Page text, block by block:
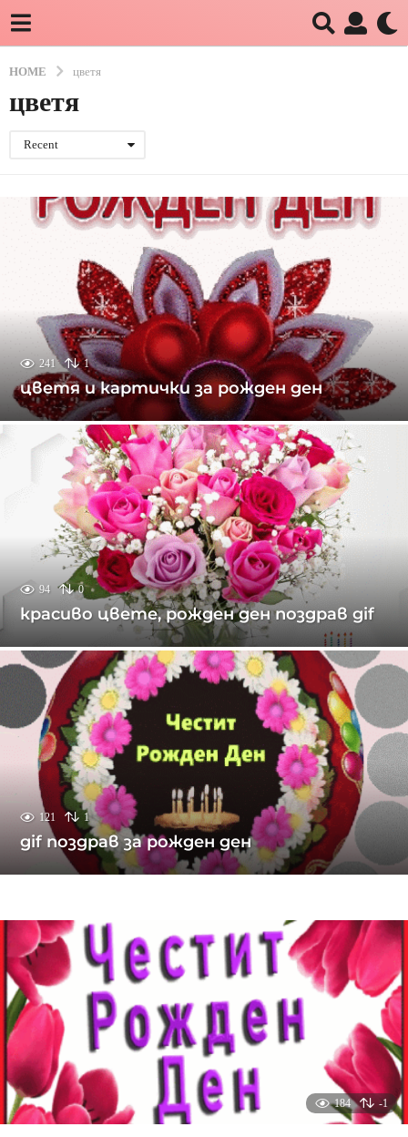
HOME цветя
цветя
Recent
241 1
цветя и картички за рожден ден
94 0
красиво цвете, рожден ден поздрав gif
121 1
gif поздрав за рожден ден
184 -1